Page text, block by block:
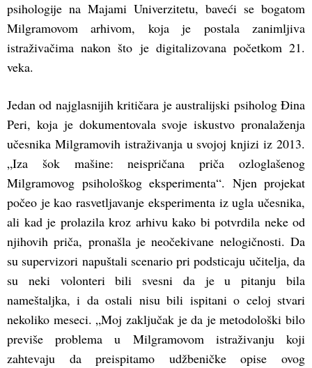
psihologije na Majami Univerzitetu, baveći se bogatom
Milgramovom arhivom, koja je postala zanimljiva
istraživačima nakon što je digitalizovana početkom 21.
veka.
Jedan od najglasnijih kritičara je australijski psiholog Đina
Peri, koja je dokumentovala svoje iskustvo pronalaženja
učesnika Milgramovih istraživanja u svojoj knjizi iz 2013.
„Iza šok mašine: neispričana priča ozloglašenog
Milgramovog psihološkog eksperimenta“. Njen projekat
počeo je kao rasvetljavanje eksperimenta iz ugla učesnika,
ali kad je prolazila kroz arhivu kako bi potvrdila neke od
njihovih priča, pronašla je neočekivane nelogičnosti. Da
su supervizori napuštali scenario pri podsticaju učitelja, da
su neki volonteri bili svesni da je u pitanju bila
nameštaljka, i da ostali nisu bili ispitani o celoj stvari
nekoliko meseci. „Moj zaključak je da je metodološki bilo
previše problema u Milgramovom istraživanju koji
zahtevaju da preispitamo udžbeničke opise ovog